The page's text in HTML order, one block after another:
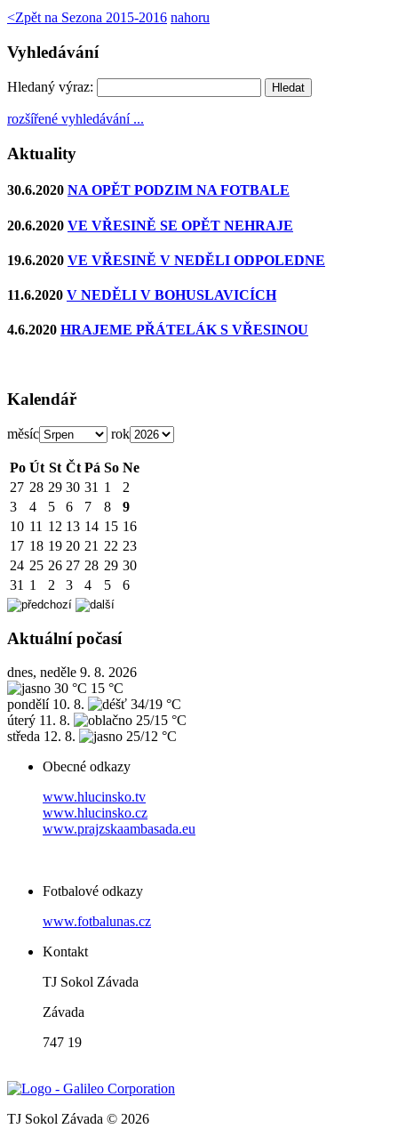
<Zpět na Sezona 2015-2016 nahoru
Vyhledávání
Hledaný výraz:
rozšířené vyhledávání ...
Aktuality
30.6.2020 NA OPĚT PODZIM NA FOTBALE
20.6.2020 VE VŘESINĚ SE OPĚT NEHRAJE
19.6.2020 VE VŘESINĚ V NEDĚLI ODPOLEDNE
11.6.2020 V NEDĚLI V BOHUSLAVICÍCH
4.6.2020 HRAJEME PŘÁTELÁK S VŘESINOU
Kalendář
měsíc rok
Po Út St Čt Pá So Ne
27 28 29 30 31 1
2
3
4 5 6 7 8
9
10 11 12 13 14 15 16
17 18 19 20 21 22 23
24 25 26 27 28 29 30
31 1 2 3 4 5 6
Aktuální počasí
dnes, neděle 9. 8. 2026
30 °C 15 °C
pondělí 10. 8.
34/19 °C
úterý 11. 8.
25/15 °C
středa 12. 8.
25/12 °C
Obecné odkazy
www.hlucinsko.tv
www.hlucinsko.cz
www.prajzskaambasada.eu
Fotbalové odkazy
www.fotbalunas.cz
Kontakt
TJ Sokol Závada
Závada
747 19
TJ Sokol Závada © 2026